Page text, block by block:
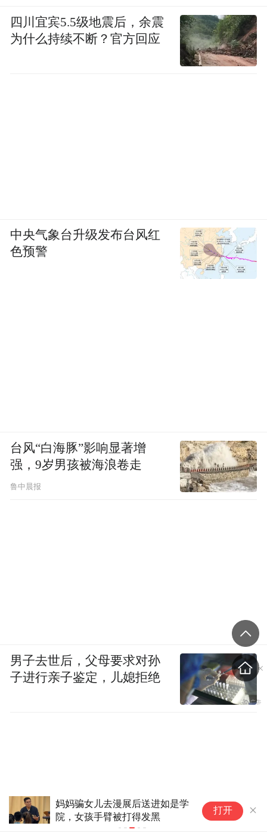
妈妈骗女儿去漫展后送进如是学
院，女孩手臂被打得发黑
理学宗师周
打开
四川宜宾5.5级地震后，余震
为什么持续不断？官方回应
中央气象台升级发布台风红
色预警
台风“白海豚”影响显著增
强，9岁男孩被海浪卷走
鲁中晨报
男子去世后，父母要求对孙
子进行亲子鉴定，儿媳拒绝